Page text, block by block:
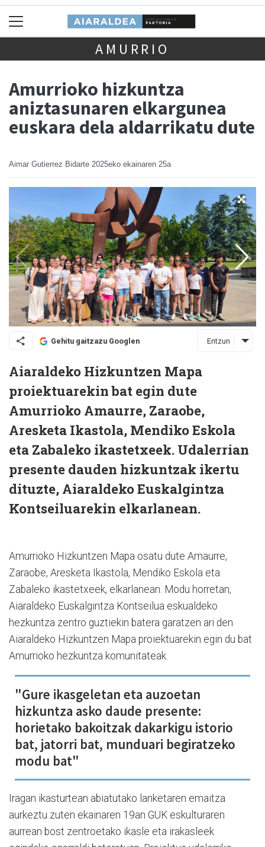
AMURRIO
Amurrioko hizkuntza
aniztasunaren elkargunea
euskara dela aldarrikatu dute
Aimar Gutierrez Bidarte 2025eko ekainaren 25a
Gehitu gaitzazu Googlen Entzun
Aiaraldeko Hizkuntzen Mapa
proiektuarekin bat egin dute
Amurrioko Amaurre, Zaraobe,
Aresketa Ikastola, Mendiko Eskola
eta Zabaleko ikastetxeek. Udalerrian
presente dauden hizkuntzak ikertu
dituzte, Aiaraldeko Euskalgintza
Kontseiluarekin elkarlanean.
Amurrioko Hizkuntzen Mapa osatu dute Amaurre,
Zaraobe, Aresketa Ikastola, Mendiko Eskola eta
Zabaleko ikastetxeek, elkarlanean. Modu horretan,
Aiaraldeko Euskalgintza Kontseilua eskualdeko
hezkuntza zentro guztiekin batera garatzen ari den
Aiaraldeko Hizkuntzen Mapa proiektuarekin egin du bat
Amurrioko hezkuntza komunitateak.
"Gure ikasgeletan eta auzoetan
hizkuntza asko daude presente:
horietako bakoitzak dakarkigu istorio
bat, jatorri bat, munduari begiratzeko
modu bat"
Iragan ikasturtean abiatutako lanketaren emaitza
aurkeztu zuten ekainaren 19an GUK eskulturaren
aurrean bost zentroetako ikasle eta irakasleek